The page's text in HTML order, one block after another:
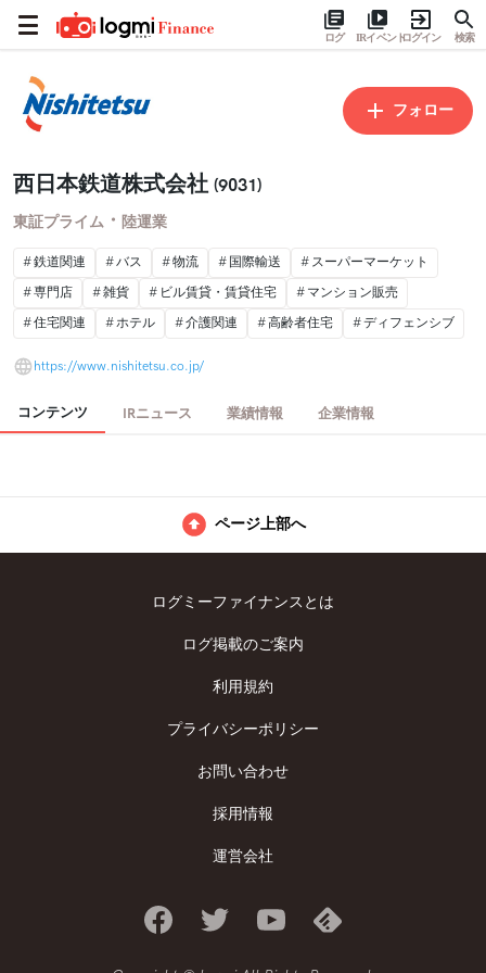
ログ IRイベントログイン 検索
フォロー
西日本鉄道株式会社 (9031)
東証プライム ・ 陸運業
鉄道関連 バス 物流 国際輸送
スーパーマーケット
専門店
雑貨 ビル賃貸・賃貸住宅
マンション販売
住宅関連
ホテル 介護関連 高齢者住宅 ディフェンシブ
https://www.nishitetsu.co.jp/
コンテンツ IRニュース 業績情報 企業情報
ページ上部へ
ログミーファイナンスとは
ログ掲載のご案内
利用規約
プライバシーポリシー
お問い合わせ
採用情報
運営会社